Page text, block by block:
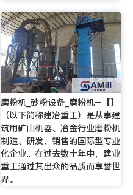
磨粉机_砂粉设备_磨粉机–【】
（以下简称建冶重工）是从事建
筑用矿山机器、冶金行业磨粉机
制造、研发、销售的国际型专业
化企业。在过去数十年中，建业
重工通过其出众的品质而享誉世
界。